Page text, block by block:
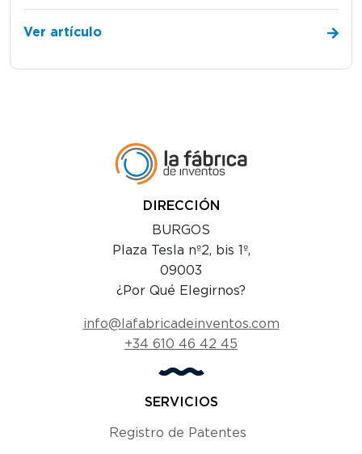
Ver artículo
DIRECCIÓN
BURGOS
Plaza Tesla nº2, bis 1º,
09003
¿Por Qué Elegirnos?
info@lafabricadeinventos.com
+34 610 46 42 45
SERVICIOS
Registro de Patentes